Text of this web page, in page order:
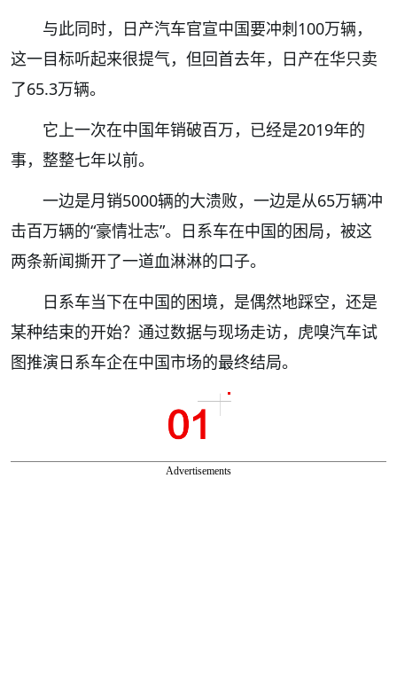
与此同时，日产汽车官宣中国要冲刺100万辆，
这一目标听起来很提气，但回首去年，日产在华只卖
了65.3万辆。
它上一次在中国年销破百万，已经是2019年的
事，整整七年以前。
一边是月销5000辆的大溃败，一边是从65万辆冲
击百万辆的“豪情壮志”。日系车在中国的困局，被这
两条新闻撕开了一道血淋淋的口子。
日系车当下在中国的困境，是偶然地踩空，还是
某种结束的开始？通过数据与现场走访，虎嗅汽车试
图推演日系车企在中国市场的最终结局。
Advertisements